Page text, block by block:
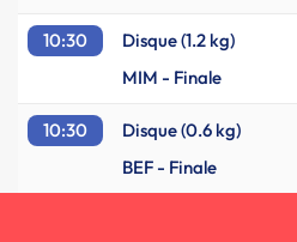
10:30 Disque (1.2 kg)
MIM - Finale
10:30 Disque (0.6 kg)
BEF - Finale